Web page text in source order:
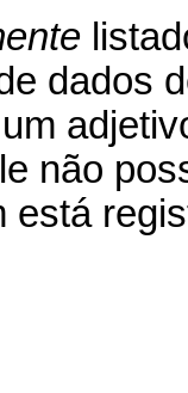
dados
não
está